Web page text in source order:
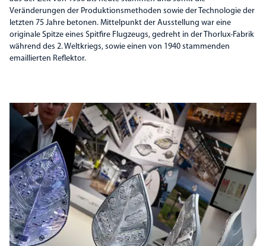
Veränderungen der Produktionsmethoden sowie der Technologie der
letzten 75 Jahre betonen. Mittelpunkt der Ausstellung war eine
originale Spitze eines Spitfire Flugzeugs, gedreht in der Thorlux-Fabrik
während des 2. Weltkriegs, sowie einen von 1940 stammenden
emaillierten Reflektor.